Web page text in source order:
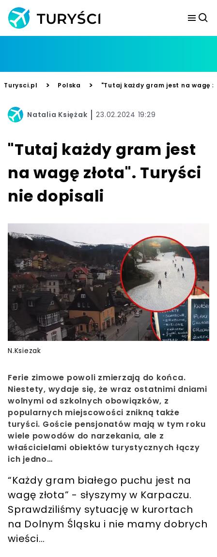
Turysci.pl > Polska > "Tutaj każdy gram jest na wagę
Natalia Księżak 23.02.2024 19:29
"Tutaj każdy gram jest
na wagę złota". Turyści
nie dopisali
N.Ksiezak
Ferie zimowe powoli zmierzają do końca.
Niestety, wydaje się, że wraz ostatnimi dniami
wolnymi od szkolnych obowiązków, z
popularnych miejscowości znikną także
turyści. Goście pensjonatów mają w tym roku
wiele powodów do narzekania, ale z
właścicielami obiektów turystycznych łączy
ich jedno…
“Każdy gram białego puchu jest na
wagę złota” - słyszymy w Karpaczu.
Sprawdziliśmy sytuację w kurortach
na Dolnym Śląsku i nie mamy dobrych
wieści…